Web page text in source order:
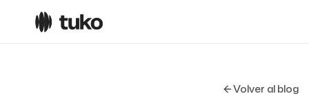
Volver al blog